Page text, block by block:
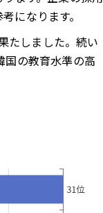
になります。
たしました。続い
国の教育水準の高